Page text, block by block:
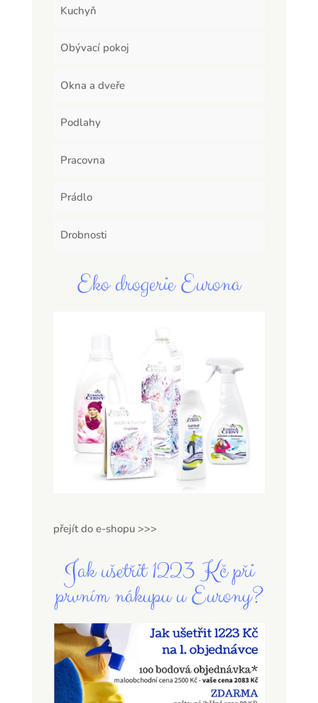
Kuchyň
Obývací pokoj
Okna a dveře
Podlahy
Pracovna
Prádlo
Drobnosti
Eko drogerie Eurona
přejít do e-shopu >>>
Jak ušetřit 1223 Kč při
prvním nákupu u Eurony?